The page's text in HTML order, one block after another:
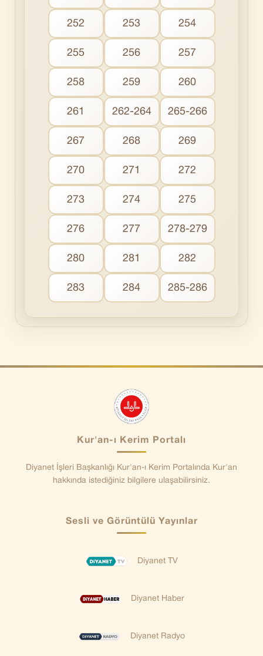
252 253 254
255 256 257
258 259 260
261 262-264 265-266
267 268 269
270 271 272
273 274 275
276 277 278-279
280 281 282
283 284 285-286
Kur'an-ı Kerim Portalı
Diyanet İşleri Başkanlığı Kur'an-ı Kerim Portalında Kur'an
hakkında istediğiniz bilgilere ulaşabilirsiniz.
Sesli ve Görüntülü Yayınlar
Diyanet TV
Diyanet Haber
Diyanet Radyo